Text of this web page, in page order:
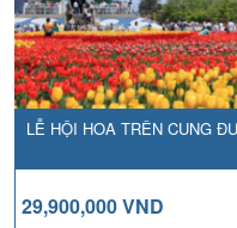
LỄ HỘI HOA TRÊN CUNG
29,900,000 VND